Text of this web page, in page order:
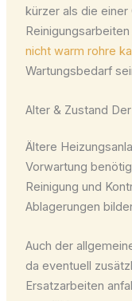
kürzer als die einer
nicht warm rohre
Wartungsbedarf
Alter & Zustand
Ältere
Vorwartung
Reinigung und
Ablagerungen
Auch der
da eventuell
Ersatzarbeiten